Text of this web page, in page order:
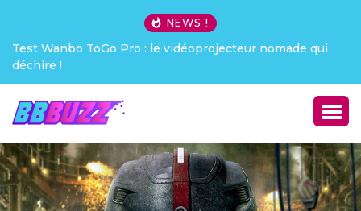
NEWS !
Test Wanbo ToGo Pro : le vidéoprojecteur nomade qui
déchire !